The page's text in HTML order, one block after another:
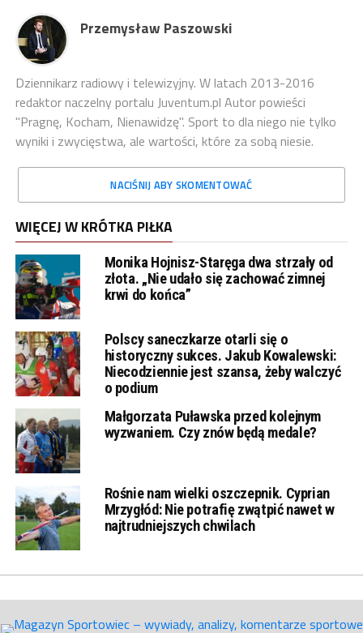
Przemysław Paszowski
Dziennikarz radiowy i telewizyjny. W latach 2013-2016
redaktor naczelny portalu Juventum.pl Autor powieści
"Pragnę, Kocham, Nienawidzę". Sport to dla niego nie tylko
wyniki i zwycięstwa, ale wartości, które za sobą niesie.
NACIŚNIJ ABY SKOMENTOWAĆ
WIĘCEJ W KRÓTKA PIŁKA
Monika Hojnisz-Staręga dwa strzały od
złota. „Nie udało się zachować zimnej
krwi do końca”
Polscy saneczkarze otarli się o
historyczny sukces. Jakub Kowalewski:
Niecodziennie jest szansa, żeby walczyć
o podium
Małgorzata Puławska przed kolejnym
wyzwaniem. Czy znów będą medale?
Rośnie nam wielki oszczepnik. Cyprian
Mrzygłód: Nie potrafię zwątpić nawet w
najtrudniejszych chwilach